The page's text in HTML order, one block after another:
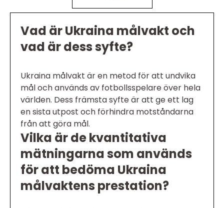
Vad är Ukraina målvakt och
vad är dess syfte?
Ukraina målvakt är en metod för att undvika
mål och används av fotbollsspelare över hela
världen. Dess främsta syfte är att ge ett lag
en sista utpost och förhindra motståndarna
från att göra mål.
Vilka är de kvantitativa
mätningarna som används
för att bedöma Ukraina
målvaktens prestation?